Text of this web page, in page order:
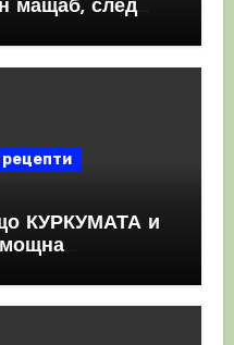
мащаб, след
КУРКУМАТА и